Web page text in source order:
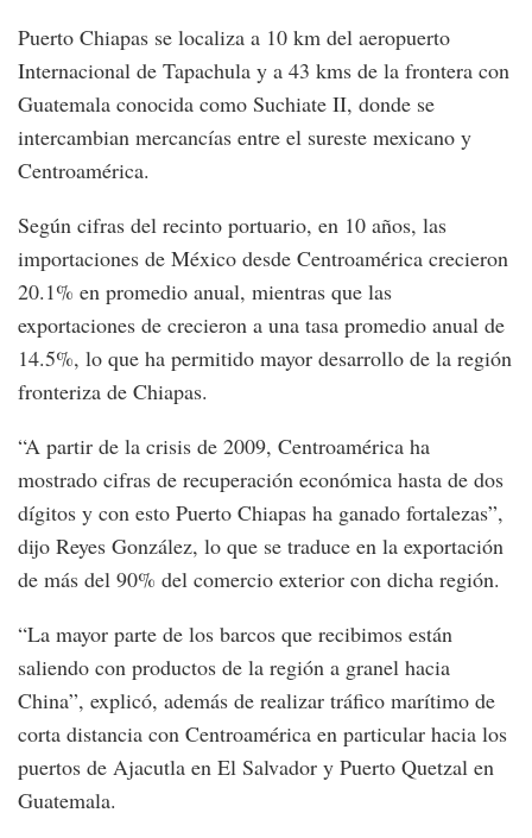
Puerto Chiapas se localiza a 10 km del aeropuerto
Internacional de Tapachula y a 43 kms de la frontera con
Guatemala conocida como Suchiate II, donde se
intercambian mercancías entre el sureste mexicano y
Centroamérica.
Según cifras del recinto portuario, en 10 años, las
importaciones de México desde Centroamérica crecieron
20.1% en promedio anual, mientras que las
exportaciones de crecieron a una tasa promedio anual de
14.5%, lo que ha permitido mayor desarrollo de la región
fronteriza de Chiapas.
“A partir de la crisis de 2009, Centroamérica ha
mostrado cifras de recuperación económica hasta de dos
dígitos y con esto Puerto Chiapas ha ganado fortalezas”,
dijo Reyes González, lo que se traduce en la exportación
de más del 90% del comercio exterior con dicha región.
“La mayor parte de los barcos que recibimos están
saliendo con productos de la región a granel hacia
China”, explicó, además de realizar tráfico marítimo de
corta distancia con Centroamérica en particular hacia los
puertos de Ajacutla en El Salvador y Puerto Quetzal en
Guatemala.